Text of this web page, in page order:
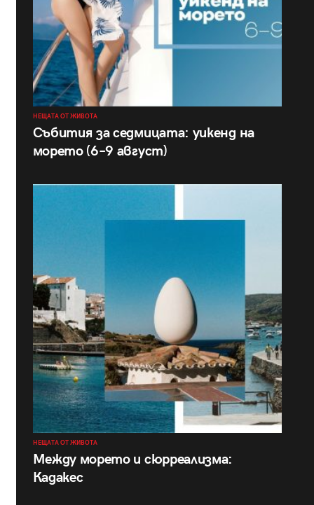
НЕЩАТА ОТ ЖИВОТА
Събития за седмицата: уикенд на
морето (6–9 август)
НЕЩАТА ОТ ЖИВОТА
Между морето и сюрреализма:
Кадакес